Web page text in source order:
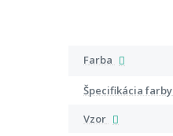
Farba
Špecifikácia farby
Vzor